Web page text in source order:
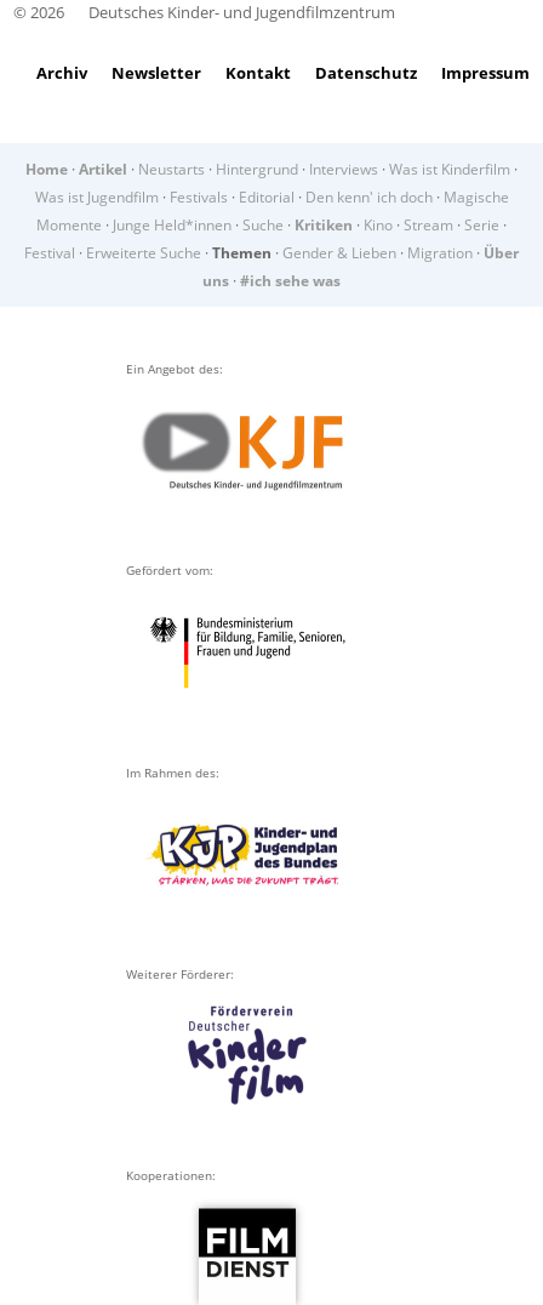
© 2026 Deutsches Kinder- und Jugendfilmzentrum
Archiv Newsletter Kontakt Datenschutz Impressum
Home · Artikel · Neustarts · Hintergrund · Interviews · Was ist Kinderfilm ·
Was ist Jugendfilm · Festivals · Editorial · Den kenn' ich doch· Magische
Momente · Junge Held*innen · Suche · Kritiken · Kino · Stream · Serie ·
Festival · Erweiterte Suche · Themen · Gender & Lieben · Migration · Über
uns · #ich sehe was
Ein Angebot des:
Gefördert vom:
Im Rahmen des:
Weiterer Förderer:
Kooperationen: